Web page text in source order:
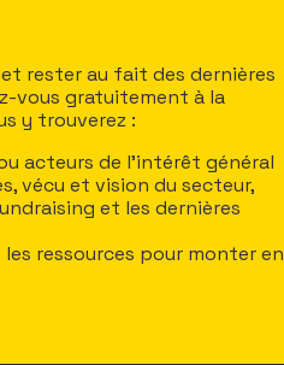
rester au fait des dernières
vous gratuitement à la
y trouverez :
acteurs de l’intérêt général
vécu et vision du secteur,
et les dernières
les ressources pour monter en